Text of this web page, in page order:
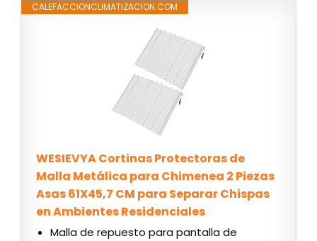
CALEFACCIONCLIMATIZACION.COM
WESIEVYA Cortinas Protectoras de
Malla Metálica para Chimenea 2 Piezas
Asas 61X45,7 CM para Separar Chispas
en Ambientes Residenciales
Malla de repuesto para pantalla de